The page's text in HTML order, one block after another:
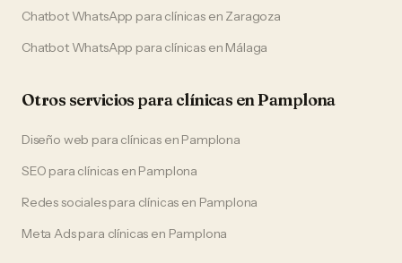
Chatbot WhatsApp para clínicasen Zaragoza
Chatbot WhatsApp para clínicasen Málaga
Otros servicios paraclínicas enPamplona
Diseño web para clínicasen Pamplona
SEO para clínicas en Pamplona
Redes socialespara clínicas en Pamplona
Meta Adspara clínicas en Pamplona